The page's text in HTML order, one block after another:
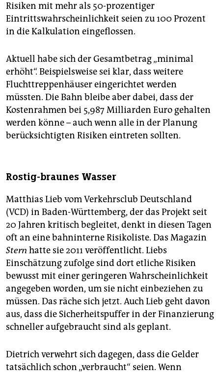
Risiken mit mehr als 50-prozentiger
Eintrittswahrscheinlichkeit seien zu 100 Prozent
in die Kalkulation eingeflossen.
Aktuell habe sich der Gesamtbetrag „minimal
erhöht“. Beispielsweise sei klar, dass weitere
Fluchttreppenhäuser eingerichtet werden
müssten. Die Bahn bleibe aber dabei, dass der
Kostenrahmen bei 5,987 Milliarden Euro gehalten
werden könne – auch wenn alle in der Planung
berücksichtigten Risiken eintreten sollten.
Rostig-braunes Wasser
Matthias Lieb vom Verkehrsclub Deutschland
(VCD) in Baden-Württemberg, der das Projekt seit
20 Jahren kritisch begleitet, denkt in diesen Tagen
oft an eine bahninterne Risikoliste. Das Magazin
Stern hatte sie 2011 veröffentlicht. Liebs
Einschätzung zufolge sind dort etliche Risiken
bewusst mit einer geringeren Wahrscheinlichkeit
angegeben worden, um sie nicht einbeziehen zu
müssen. Das räche sich jetzt. Auch Lieb geht davon
aus, dass die Sicherheitspuffer in der Finanzierung
schneller aufgebraucht sind als geplant.
Dietrich verwehrt sich dagegen, dass die Gelder
tatsächlich schon „verbraucht“ seien. Wenn